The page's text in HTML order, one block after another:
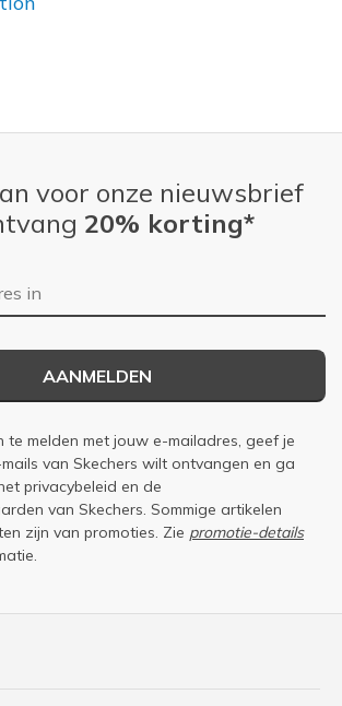
voor onze nieuwsbrief
20% korting*
AANMELDEN
melden met jouw e-mailadres, geef je
van Skechers wilt ontvangen en ga
privacybeleid en de
van Skechers. Sommige artikelen
zijn van promoties. Zie promotie-details